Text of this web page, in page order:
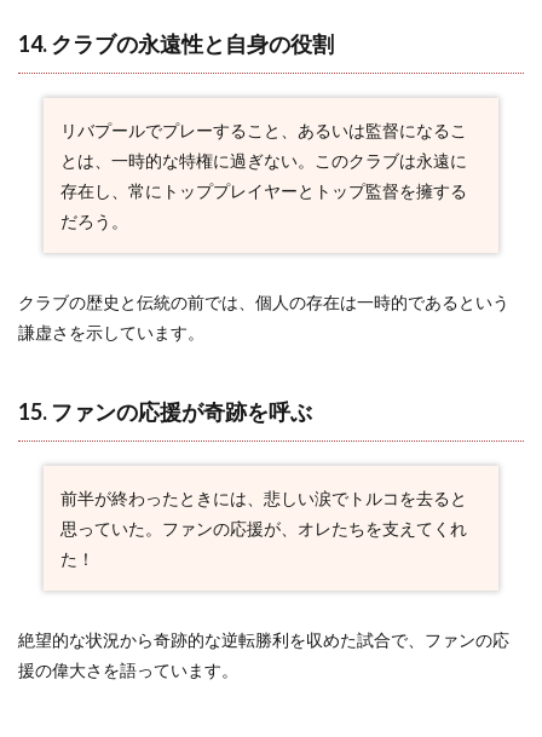
14. クラブの永遠性と自身の役割
リバプールでプレーすること、あるいは監督になるこ
とは、一時的な特権に過ぎない。このクラブは永遠に
存在し、常にトッププレイヤーとトップ監督を擁する
だろう。
クラブの歴史と伝統の前では、個人の存在は一時的であるという
謙虚さを示しています。
15. ファンの応援が奇跡を呼ぶ
前半が終わったときには、悲しい涙でトルコを去ると
思っていた。ファンの応援が、オレたちを支えてくれ
た！
絶望的な状況から奇跡的な逆転勝利を収めた試合で、ファンの応
援の偉大さを語っています。